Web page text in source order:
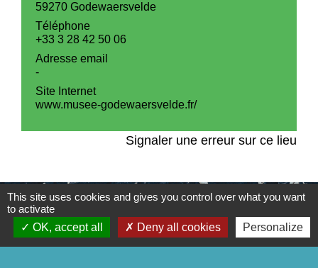
59270 Godewaersvelde
Téléphone
+33 3 28 42 50 06
Adresse email
-
Site Internet
www.musee-godewaersvelde.fr/
Signaler une erreur sur ce lieu
This site uses cookies and gives you control over what you want
to activate
OK, accept all
Deny all cookies Personalize